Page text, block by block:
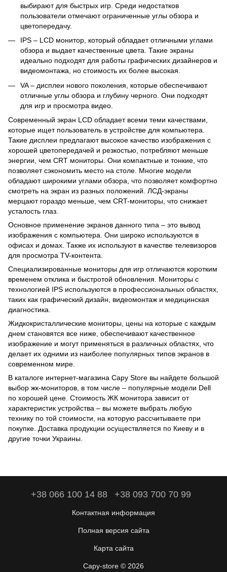
выбирают для быстрых игр. Среди недостатков
пользователи отмечают ограниченные углы обзора и
цветопередачу.
IPS – LCD монитор, который обладает отличными углами
обзора и выдает качественные цвета. Такие экраны
идеально подходят для работы графических дизайнеров и
видеомонтажа, но стоимость их более высокая.
VA – дисплеи нового поколения, которые обеспечивают
отличные углы обзора и глубину черного. Они подходят
для игр и просмотра видео.
Современный экран LCD обладает всеми теми качествами,
которые ищет пользователь в устройстве для компьютера.
Такие дисплеи предлагают высокое качество изображения с
хорошей цветопередачей и резкостью, потребляют меньше
энергии, чем CRT мониторы. Они компактные и тонкие, что
позволяет сэкономить место на столе. Многие модели
обладают широкими углами обзора, что позволяет комфортно
смотреть на экран из разных положений. ЛСД-экраны
мерцают гораздо меньше, чем CRT-мониторы, что снижает
усталость глаз.
Основное применение экранов данного типа – это вывод
изображения с компьютера. Они широко используются в
офисах и домах. Также их используют в качестве телевизоров
для просмотра TV-контента.
Специализированные мониторы для игр отличаются коротким
временем отклика и быстротой обновления. Мониторы с
технологией IPS используются в профессиональных областях,
таких как графический дизайн, видеомонтаж и медицинская
диагностика.
Жидкокристаллические мониторы, цены на которые с каждым
днем становятся все ниже, обеспечивают качественное
изображение и могут применяться в различных областях, что
делает их одними из наиболее популярных типов экранов в
современном мире.
В каталоге интернет-магазина Capy Store вы найдете большой
выбор жк-мониторов, в том числе – популярные модели Dell
по хорошей цене. Стоимость ЖК монитора зависит от
характеристик устройства – вы можете выбрать любую
технику по той стоимости, на которую рассчитываете при
покупке. Доставка продукции осуществляется по Киеву и в
другие точки Украины.
+38 066 100 14 88 +38 093 700 70 99
Контактная информация
Полная версия сайта
Карта сайта
Capy-store © 2026